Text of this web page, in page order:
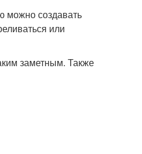
можно создавать
или
заметным. Также